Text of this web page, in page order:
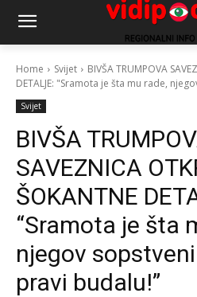
Home Svijet
BIVŠA TRUMPOVA
DETALJE: "Sramota je šta mu rade,
Svijet
BIVŠA
SAVEZNICA
ŠOKANTNE
“Sramota je šta
njegov
pravi budalu!”